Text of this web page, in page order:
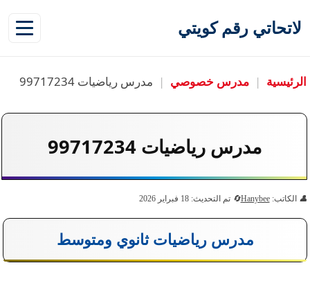
لاتحاتي رقم كويتي
الرئيسية | مدرس خصوصي | مدرس رياضيات 99717234
مدرس رياضيات 99717234
الكاتب:Hanybee تم التحديث: 18 فبراير 2026
مدرس رياضيات ثانوي ومتوسط